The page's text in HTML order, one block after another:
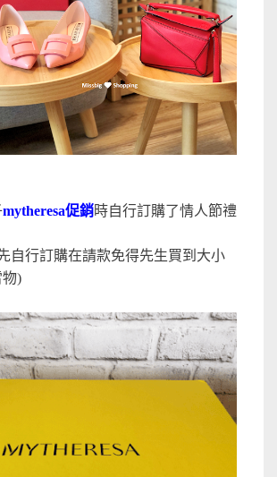
mytheresa促銷時自行訂購了情人節禮
自行訂購在請款免得先生買到大小
)